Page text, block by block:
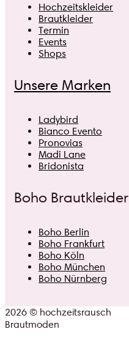
Hochzeitskleider
Brautkleider
Termin
Events
Shops
Unsere Marken
Ladybird
Bianco Evento
Pronovias
Madi Lane
Bridonista
Boho Brautkleider
Boho Berlin
Boho Frankfurt
Boho Köln
Boho München
Boho Nürnberg
2026 © hochzeitsrausch
Brautmoden